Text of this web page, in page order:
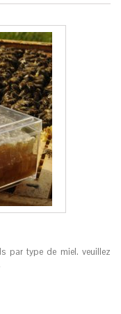
par type de miel. veuillez